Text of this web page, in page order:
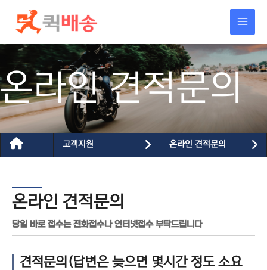
건너뛰기
온라인 견적문의
고객지원 온라인 견적문의
온라인 견적문의
당일 바로 접수는 전화접수나 인터넷접수 부탁드립니다
견적문의(답변은 늦으면 몇시간 정도 소요